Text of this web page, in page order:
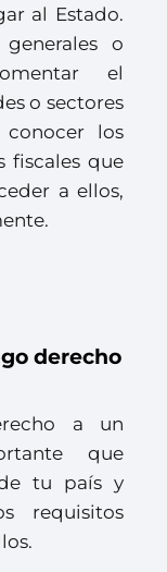
al Estado.
o
el
o sectores
conocer los
fiscales que
a ellos,
derecho
a un
que
de tu país y
requisitos